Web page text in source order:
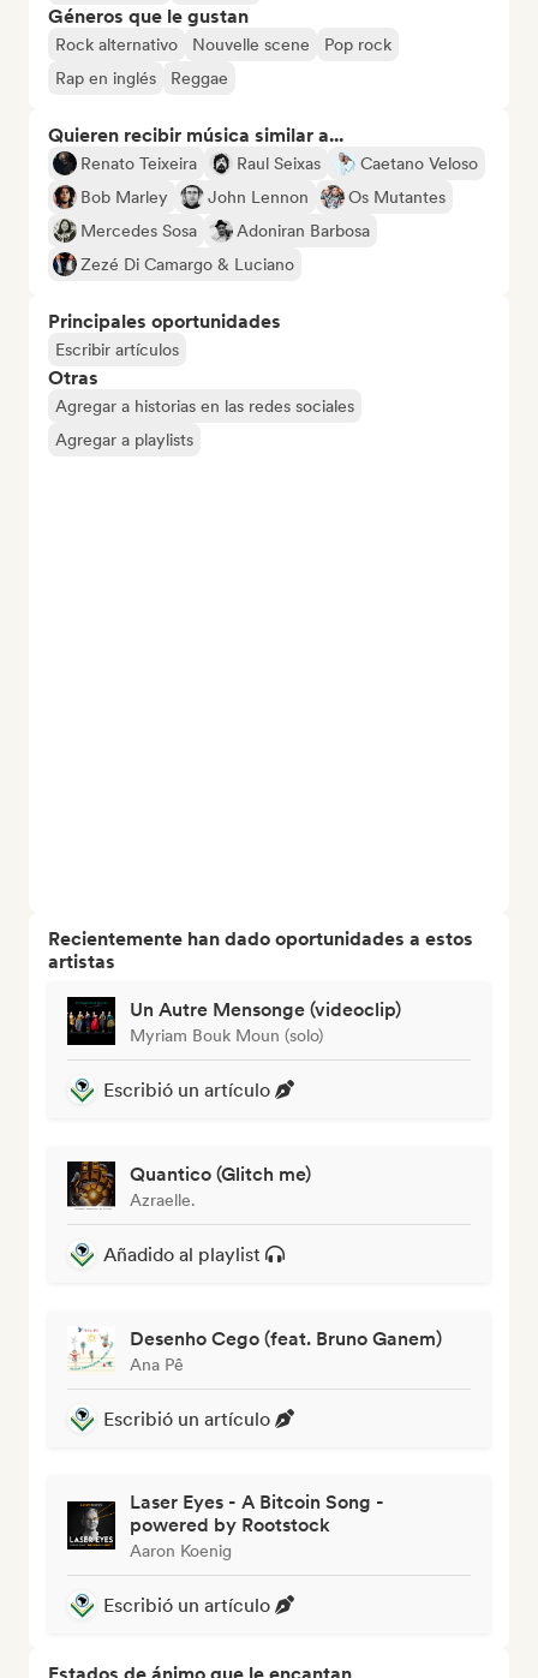
Géneros que le gustan
Rock alternativo Nouvelle scene
Pop rock
Rap en inglés
Reggae
Quieren recibir música similar a...
Renato Teixeira Raul Seixas
Caetano Veloso
Bob Marley
John Lennon
Os Mutantes
Mercedes Sosa
Adoniran Barbosa
Zezé Di Camargo & Luciano
Principales oportunidades
Escribir artículos
Otras
Agregar a historias en las redes sociales
Agregar a playlists
Recientemente han dado oportunidades a estos
artistas
Un Autre Mensonge (videoclip)
Myriam Bouk Moun (solo)
Escribió un artículo
Quantico (Glitch me)
Azraelle.
Añadido al playlist
Desenho Cego (feat. Bruno Ganem)
Ana Pê
Escribió un artículo
Laser Eyes - A Bitcoin Song -
powered by Rootstock
Aaron Koenig
Escribió un artículo